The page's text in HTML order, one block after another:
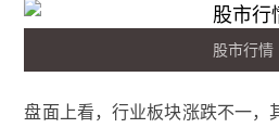
股市行情
盘面上看，行业板块涨跌不一，